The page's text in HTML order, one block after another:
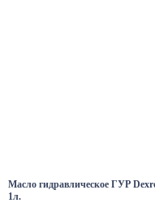
Масло гидравлическое ГУР
1л.